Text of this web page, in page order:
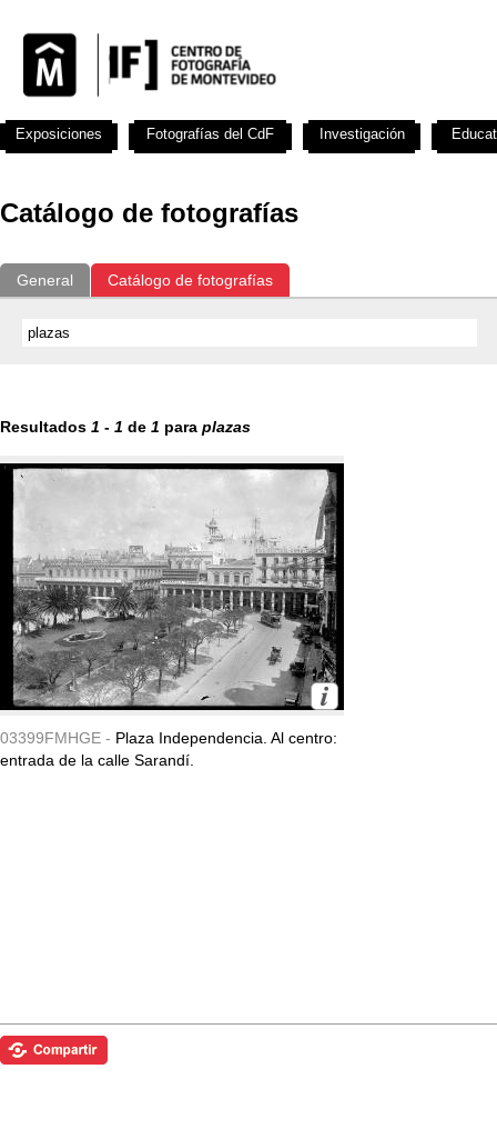
Catálogo de fotografías
General Catálogo de fotografías
Resultados 1 - 1 de 1 para plazas
03399FMHGE - Plaza Independencia. Al centro:
entrada de la calle Sarandí.
Exposiciones Fotografías del CdF Investigación